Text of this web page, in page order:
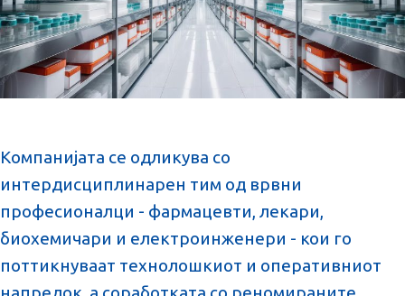
Компанијата се одликува со
интердисциплинарен тим од врвни
професионалци - фармацевти, лекари,
биохемичари и електроинженери - кои го
поттикнуваат технолошкиот и оперативниот